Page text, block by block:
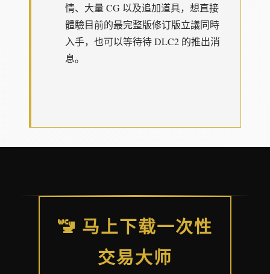
情、大量 CG 以及追加道具，想直接
體驗目前的最完整版修订版立議同時
入手，也可以等待待 DLC2 的推出消
息。
🚾 马上下载一次性
交易大师